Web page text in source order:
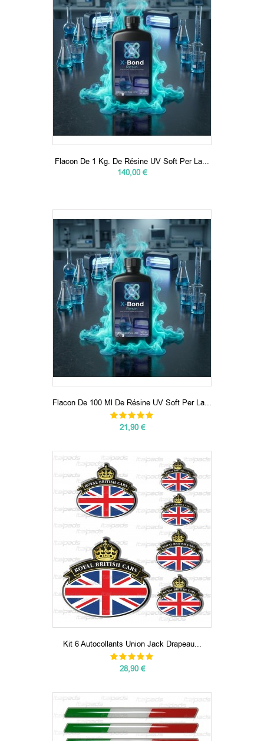
Flacon De 1 Kg. De Résine UV Soft Per La...
140,00 €
Flacon De 100 Ml De Résine UV Soft Per La...
21,90 €
Kit 6 Autocollants Union Jack Drapeau...
28,90 €